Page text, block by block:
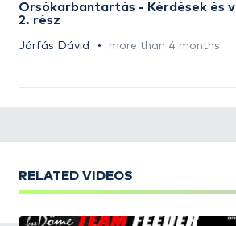
Orsókarbantartás - Kérdések és
2. rész
Járfás Dávid more than 4 months
RELATED VIDEOS